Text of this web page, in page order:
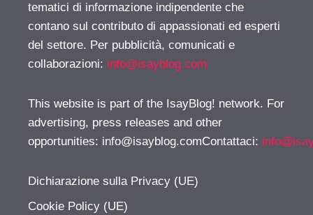
tematici di informazione indipendente che
contano sul contributo di appassionati ed esperti
del settore. Per pubblicità, comunicati e
collaborazioni: info@isayblog.com
This website is part of the IsayBlog! network. For
advertising, press releases and other
opportunities: info@isayblog.comContattaci:
Dichiarazione sulla Privacy (UE)
Cookie Policy (UE)